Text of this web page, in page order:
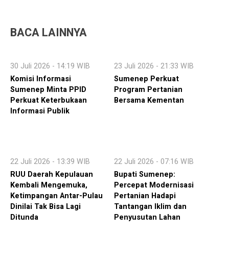
BACA LAINNYA
30 Juli 2026 - 14:19 WIB
Komisi Informasi
Sumenep Minta PPID
Perkuat Keterbukaan
Informasi Publik
23 Juli 2026 - 21:33 WIB
Sumenep Perkuat
Program Pertanian
Bersama Kementan
22 Juli 2026 - 13:39 WIB
RUU Daerah Kepulauan
Kembali Mengemuka,
Ketimpangan Antar-Pulau
Dinilai Tak Bisa Lagi
Ditunda
22 Juli 2026 - 07:16 WIB
Bupati Sumenep:
Percepat Modernisasi
Pertanian Hadapi
Tantangan Iklim dan
Penyusutan Lahan